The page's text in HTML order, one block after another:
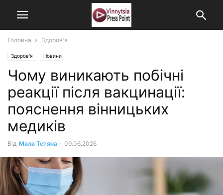
Головна Здоров'я
Здоров'я Новини
Чому виникають побічні
реакції після вакцинації:
пояснення вінницьких
медиків
Від Мала Тетяна - 09.06.2026